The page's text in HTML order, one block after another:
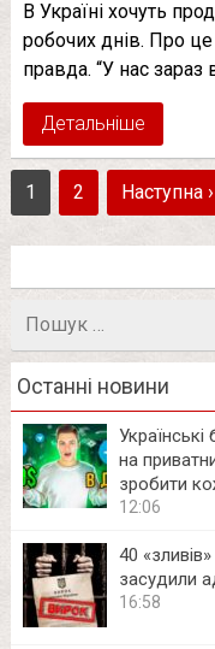
В Україні хочуть
робочих днів. Про
правда. “У нас зараз
Детальніше
1 2 Наступна ›
Пошук
Останні новини
на
зробити
12:06
40
засудили
16:58